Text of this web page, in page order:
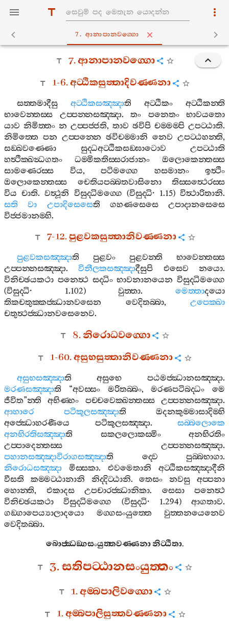
7. ආනාපානවග‍්ගො
7.ආනාපානවග‍්ගො
1-6.අට‍්ඨිකසුත‍්තාදිවණ‍්ණනා
සත‍්තමාදීසු අට‍්ඨිකසඤ‍්ඤාති අට‍්ඨිකං
අට‍්ඨිකන‍්ති
භාවෙන‍්තස‍්ස
උප‍්පන‍්නසඤ‍්ඤා. තං පනෙතං
භාවයතො
යාව නිමිත‍්තං න උප‍්පජ‍්ජති, තාව ඡවිපි චම‍්මම‍්පි උපට‍්ඨාති.
නිමිත‍්තෙ පන උප‍්පන‍්නෙ ඡවිචම‍්මානි නෙව උපට‍්ඨහන‍්ති,
සඞ‍්ඛවණ‍්ණො
සුද‍්ධඅට‍්ඨිකසඞ‍්ඝාටොව
උපට‍්ඨාති
හත්‍ථික‍්ඛන්‍ධගතං
ධම‍්මිකතිස‍්සරාජානං
ඔලොකෙන‍්තස‍්ස
සාමණෙරස‍්ස
විය, පටිමග‍්ගෙ හසමානං
ඉත්‍ථිං
ඔලොකෙන‍්තස‍්ස
චෙතියපබ‍්බතවාසිනො
තිස‍්සත්‍ථෙරස‍්ස
විය චාති.වත්‍ථූනි විසුද‍්ධිමග‍්ගෙ (විසුද‍්ධි· 1.15)විත්‍ථාරිතානි.
සති
වා උපාදිසෙසෙති ගහණසෙසෙ
උපාදානසෙසෙ
විජ‍්ජමානම‍්හි.
7-12.පුළවකසුත‍්තානිවණ‍්ණනා
පුළවකසඤ‍්ඤාති පුළවං පුළවන‍්ති
භාවෙන‍්තස‍්ස
උප‍්පන‍්නසඤ‍්ඤා.විනීලකසඤ‍්ඤාදීසුපි එසෙව නයො.
විනිච‍්ඡයකථා පනෙත්‍ථ සද‍්ධිං භාවනානයෙන විසුද‍්ධිමග‍්ගෙ
(විසුද‍්ධි· 1.102)වුත‍්තා.මෙත‍්තාදයො
තිකචතුක‍්කජ‍්ඣානවසෙන
වෙදිතබ‍්බා, උපෙක‍්ඛා
චතුත්‍ථජ‍්ඣානවසෙනෙව.
8.නිරොධවග‍්ගො
1-60.අසුභසුත‍්තානිවණ‍්ණනා
අසුභසඤ‍්ඤාති අසුභෙ පඨමජ‍්ඣානසඤ‍්ඤා.
මරණසඤ‍්ඤාති “අවස‍්සං මරිතබ‍්බං,මරණපටිබද‍්ධං
මෙ
ජීවිත”න‍්ති අභිණ‍්හං පච‍්චවෙක‍්ඛන‍්තස‍්ස උප‍්පන‍්නසඤ‍්ඤා.
ආහාරෙ
පටිකූලසඤ‍්ඤාති
ඔදනකුම‍්මාසාදිම‍්හි
අජ‍්ඣොහරණීයෙ
පටිකූලසඤ‍්ඤා. සබ‍්බලොකෙ
අනභිරතිසඤ‍්ඤාති සකලලොකස‍්මිං
අනභිරතිං
උප‍්පාදෙන‍්තස‍්ස
උප‍්පන‍්නසඤ‍්ඤා.
පහානසඤ‍්ඤාවිරාගසඤ‍්ඤාති ද‍්වෙ පුබ‍්බභාගා.
නිරොධසඤ‍්ඤා
මිස‍්සකා. එවමෙතානි
අට‍්ඨිකසඤ‍්ඤාදීනි
වීසති
කම‍්මට‍්ඨානානි නිද‍්දිට‍්ඨානි.තෙසං නවසු
අප‍්පනා
හොන‍්ති, එකාදස උපචාරජ‍්ඣානිකා. සෙසා
පනෙත්‍ථ
විනිච‍්ඡයකථා
විසුද‍්ධිමග‍්ගෙ (විසුද‍්ධි· 1.294) ආගතාව.
ගඞ‍්ගාපෙය්‍යාලාදයො
මග‍්ගසංයුත‍්තෙ
වුත‍්තනයෙනෙව
වෙදිතබ‍්බා.
බොජ‍්ඣඞ‍්ගසංයුත‍්තවණ‍්ණනානිට‍්ඨිතා.
3.සතිපට‍්ඨානසංයුත‍්තං
1.අම‍්බපාලිවග‍්ගො
1.අම‍්බපාලිසුත‍්තවණ‍්ණනා